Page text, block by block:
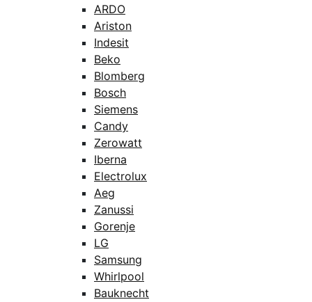
ARDO
Ariston
Indesit
Beko
Blomberg
Bosch
Siemens
Candy
Zerowatt
Iberna
Electrolux
Aeg
Zanussi
Gorenje
LG
Samsung
Whirlpool
Bauknecht